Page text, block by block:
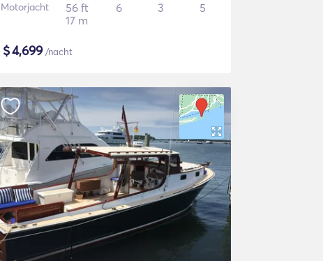
Motorjacht
56 ft
17 m
6 3 5
$4,699/nacht